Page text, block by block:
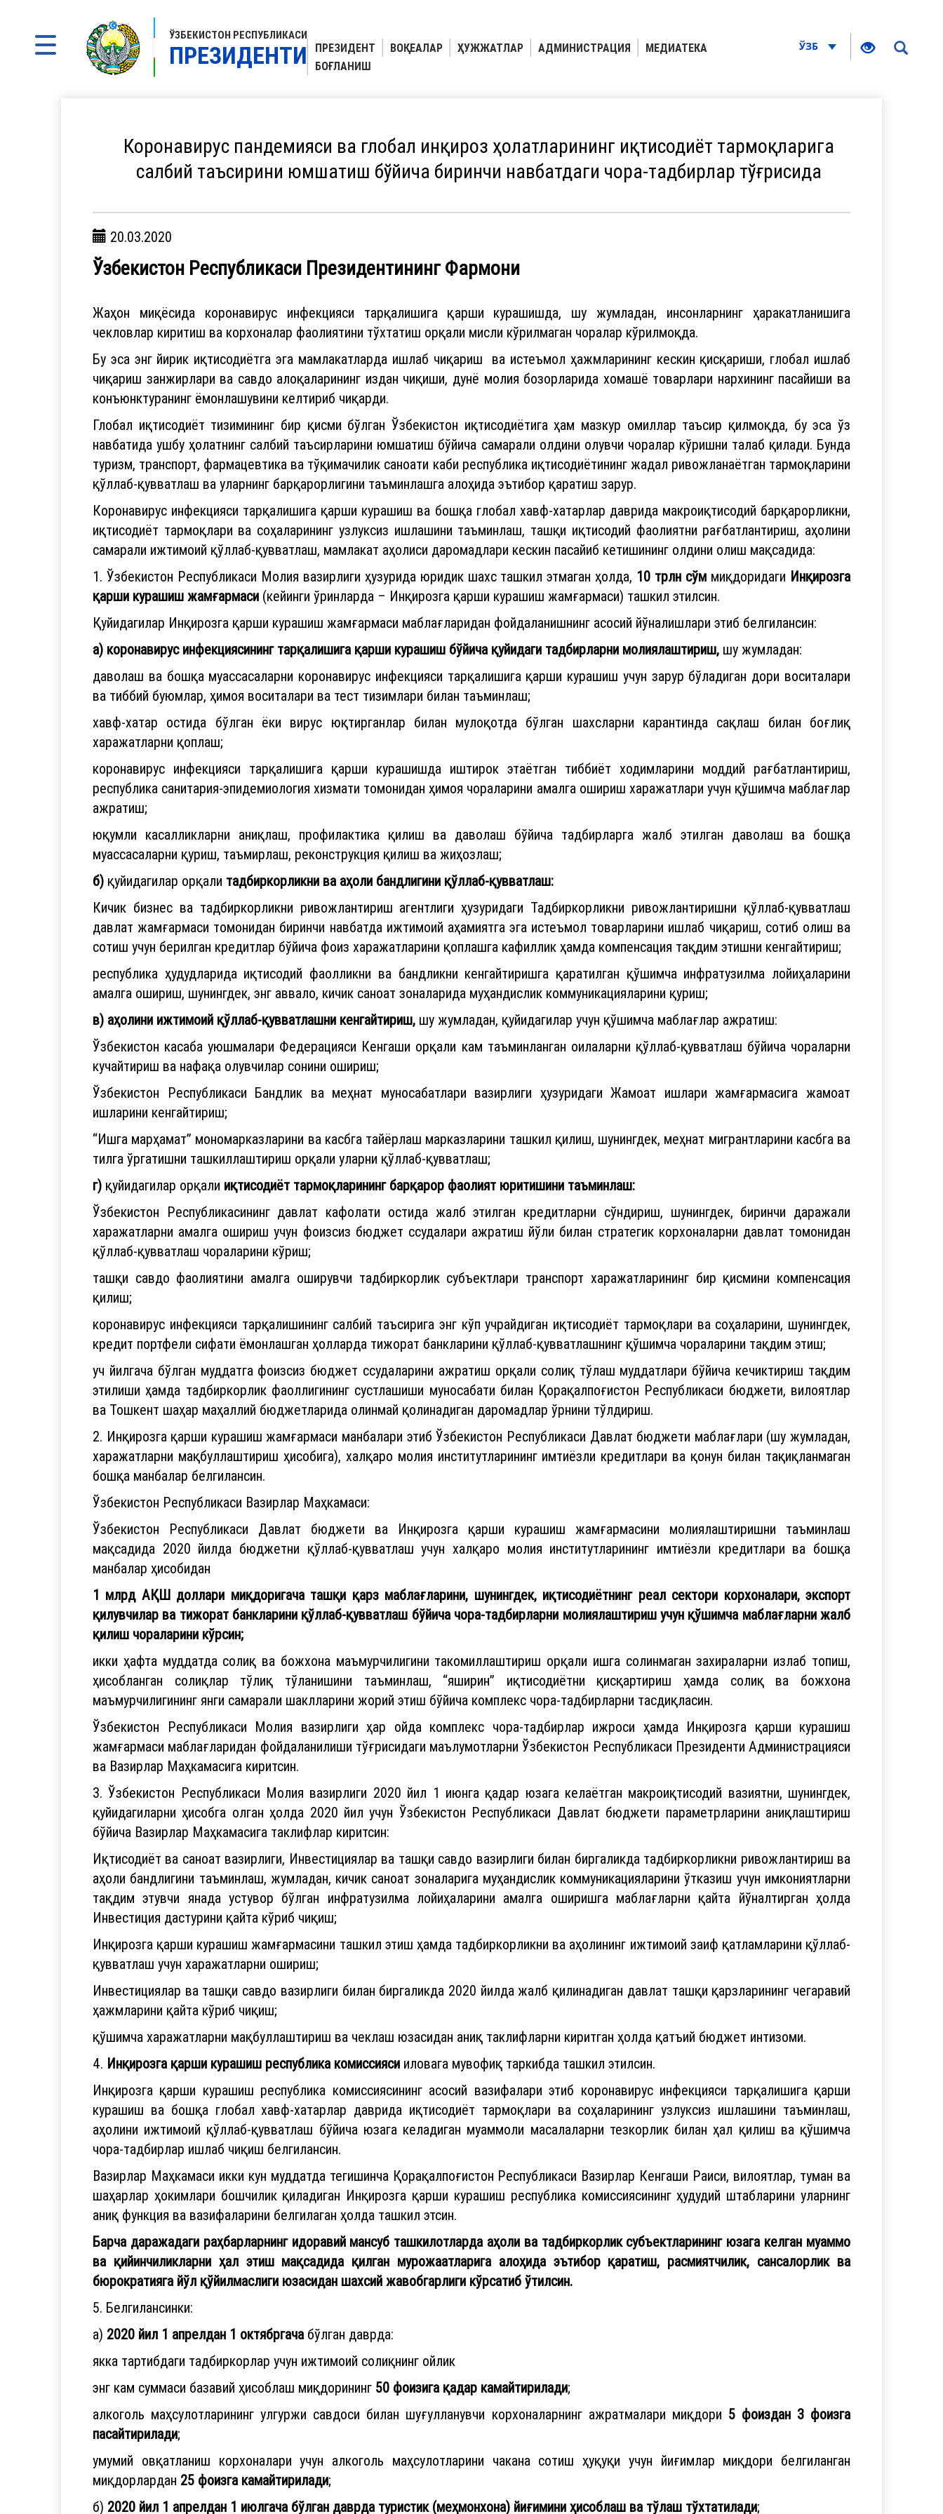
ЎЗБЕКИСТОН РЕСПУБЛИКАСИ
ПРЕЗИДЕНТИ ПРЕЗИДЕНТ ВОҚЕАЛАР ҲУЖЖАТЛАР АДМИНИСТРАЦИЯ
МЕДИАТЕКА
БОҒЛАНИШ
ЎЗБ
​Коронавирус пандемияси ва глобал инқироз ҳолатларининг иқтисодиёт тармоқларига
салбий таъсирини юмшатиш бўйича биринчи навбатдаги чора-тадбирлар тўғрисида
20.03.2020
Ўзбекистон Республикаси Президентининг Фармони
Жаҳон миқёсида коронавирус инфекцияси тарқалишига қарши курашишда, шу жумладан, инсонларнинг ҳаракатланишига
чекловлар киритиш ва корхоналар фаолиятини тўхтатиш орқали мисли кўрилмаган чоралар кўрилмоқда.
Бу эса энг йирик иқтисодиётга эга мамлакатларда ишлаб чиқариш ва истеъмол ҳажмларининг кескин қисқариши, глобал ишлаб
чиқариш занжирлари ва савдо алоқаларининг издан чиқиши, дунё молия бозорларида хомашё товарлари нархининг пасайиши ва
конъюнктуранинг ёмонлашувини келтириб чиқарди.
Глобал иқтисодиёт тизимининг бир қисми бўлган Ўзбекистон иқтисодиётига ҳам мазкур омиллар таъсир қилмоқда, бу эса ўз
навбатида ушбу ҳолатнинг салбий таъсирларини юмшатиш бўйича самарали олдини олувчи чоралар кўришни талаб қилади. Бунда
туризм, транспорт, фармацевтика ва тўқимачилик саноати каби республика иқтисодиётининг жадал ривожланаётган тармоқларини
қўллаб-қувватлаш ва уларнинг барқарорлигини таъминлашга алоҳида эътибор қаратиш зарур.
Коронавирус инфекцияси тарқалишига қарши курашиш ва бошқа глобал хавф-хатарлар даврида макроиқтисодий барқарорликни,
иқтисодиёт тармоқлари ва соҳаларининг узлуксиз ишлашини таъминлаш, ташқи иқтисодий фаолиятни рағбатлантириш, аҳолини
самарали ижтимоий қўллаб-қувватлаш, мамлакат аҳолиси даромадлари кескин пасайиб кетишининг олдини олиш мақсадида:
1. Ўзбекистон Республикаси Молия вазирлиги ҳузурида юридик шахс ташкил этмаган ҳолда, 10 трлн сўм миқдоридаги Инқирозга
қарши курашиш жамғармаси (кейинги ўринларда – Инқирозга қарши курашиш жамғармаси) ташкил этилсин.
Қуйидагилар Инқирозга қарши курашиш жамғармаси маблағларидан фойдаланишнинг асосий йўналишлари этиб белгилансин:
а) коронавирус инфекциясининг тарқалишига қарши курашиш бўйича қуйидаги тадбирларни молиялаштириш, шу жумладан:
даволаш ва бошқа муассасаларни коронавирус инфекцияси тарқалишига қарши курашиш учун зарур бўладиган дори воситалари
ва тиббий буюмлар, ҳимоя воситалари ва тест тизимлари билан таъминлаш;
хавф-хатар остида бўлган ёки вирус юқтирганлар билан мулоқотда бўлган шахсларни карантинда сақлаш билан боғлиқ
харажатларни қоплаш;
коронавирус инфекцияси тарқалишига қарши курашишда иштирок этаётган тиббиёт ходимларини моддий рағбатлантириш,
республика санитария-эпидемиология хизмати томонидан ҳимоя чораларини амалга ошириш харажатлари учун қўшимча маблағлар
ажратиш;
юқумли касалликларни аниқлаш, профилактика қилиш ва даволаш бўйича тадбирларга жалб этилган даволаш ва бошқа
муассасаларни қуриш, таъмирлаш, реконструкция қилиш ва жиҳозлаш;
б) қуйидагилар орқали тадбиркорликни ва аҳоли бандлигини қўллаб-қувватлаш:
Кичик бизнес ва тадбиркорликни ривожлантириш агентлиги ҳузуридаги Тадбиркорликни ривожлантиришни қўллаб-қувватлаш
давлат жамғармаси томонидан биринчи навбатда ижтимоий аҳамиятга эга истеъмол товарларини ишлаб чиқариш, сотиб олиш ва
сотиш учун берилган кредитлар бўйича фоиз xаражатларини қоплашга кафиллик ҳамда компенсация тақдим этишни кенгайтириш;
республика ҳудудларида иқтисодий фаолликни ва бандликни кенгайтиришга қаратилган қўшимча инфратузилма лойиҳаларини
амалга ошириш, шунингдек, энг аввало, кичик саноат зоналарида муҳандислик коммуникацияларини қуриш;
в) аҳолини ижтимоий қўллаб-қувватлашни кенгайтириш, шу жумладан, қуйидагилар учун қўшимча маблағлар ажратиш:
Ўзбекистон касаба уюшмалари Федерацияси Кенгаши орқали кам таъминланган оилаларни қўллаб-қувватлаш бўйича чораларни
кучайтириш ва нафақа олувчилар сонини ошириш;
Ўзбекистон Республикаси Бандлик ва меҳнат муносабатлари вазирлиги ҳузуридаги Жамоат ишлари жамғармасига жамоат
ишларини кенгайтириш;
“Ишга марҳамат” мономарказларини ва касбга тайёрлаш марказларини ташкил қилиш, шунингдек, меҳнат мигрантларини касбга ва
тилга ўргатишни ташкиллаштириш орқали уларни қўллаб-қувватлаш;
г) қуйидагилар орқали иқтисодиёт тармоқларининг барқарор фаолият юритишини таъминлаш:
Ўзбекистон Республикасининг давлат кафолати остида жалб этилган кредитларни сўндириш, шунингдек, биринчи даражали
харажатларни амалга ошириш учун фоизсиз бюджет ссудалари ажратиш йўли билан стратегик корхоналарни давлат томонидан
қўллаб-қувватлаш чораларини кўриш;
ташқи савдо фаолиятини амалга оширувчи тадбиркорлик субъектлари транспорт xаражатларининг бир қисмини компенсация
қилиш;
коронавирус инфекцияси тарқалишининг салбий таъсирига энг кўп учрайдиган иқтисодиёт тармоқлари ва соҳаларини, шунингдек,
кредит портфели сифати ёмонлашган ҳолларда тижорат банкларини қўллаб-қувватлашнинг қўшимча чораларини тақдим этиш;
уч йилгача бўлган муддатга фоизсиз бюджет ссудаларини ажратиш орқали солиқ тўлаш муддатлари бўйича кечиктириш тақдим
этилиши ҳамда тадбиркорлик фаоллигининг сустлашиши муносабати билан Қорақалпоғистон Республикаси бюджети, вилоятлар
ва Тошкент шаҳар маҳаллий бюджетларида олинмай қолинадиган даромадлар ўрнини тўлдириш.
2. Инқирозга қарши курашиш жамғармаси манбалари этиб Ўзбекистон Республикаси Давлат бюджети маблағлари (шу жумладан,
харажатларни мақбуллаштириш ҳисобига), халқаро молия институтларининг имтиёзли кредитлари ва қонун билан тақиқланмаган
бошқа манбалар белгилансин.
Ўзбекистон Республикаси Вазирлар Маҳкамаси:
Ўзбекистон Республикаси Давлат бюджети ва Инқирозга қарши курашиш жамғармасини молиялаштиришни таъминлаш
мақсадида 2020 йилда бюджетни қўллаб-қувватлаш учун халқаро молия институтларининг имтиёзли кредитлари ва бошқа
манбалар ҳисобидан
1 млрд АҚШ доллари миқдоригача ташқи қарз маблағларини, шунингдек, иқтисодиётнинг реал сектори корхоналари, экспорт
қилувчилар ва тижорат банкларини қўллаб-қувватлаш бўйича чора-тадбирларни молиялаштириш учун қўшимча маблағларни жалб
қилиш чораларини кўрсин;
икки ҳафта муддатда солиқ ва божхона маъмурчилигини такомиллаштириш орқали ишга солинмаган захираларни излаб топиш,
ҳисобланган солиқлар тўлиқ тўланишини таъминлаш, “яширин” иқтисодиётни қисқартириш ҳамда солиқ ва божхона
маъмурчилигининг янги самарали шаклларини жорий этиш бўйича комплекс чора-тадбирларни тасдиқласин.
Ўзбекистон Республикаси Молия вазирлиги ҳар ойда комплекс чора-тадбирлар ижроси ҳамда Инқирозга қарши курашиш
жамғармаси маблағларидан фойдаланилиши тўғрисидаги маълумотларни Ўзбекистон Республикаси Президенти Администрацияси
ва Вазирлар Маҳкамасига киритсин.
3. Ўзбекистон Республикаси Молия вазирлиги 2020 йил 1 июнга қадар юзага келаётган макроиқтисодий вазиятни, шунингдек,
қуйидагиларни ҳисобга олган ҳолда 2020 йил учун Ўзбекистон Республикаси Давлат бюджети параметрларини аниқлаштириш
бўйича Вазирлар Маҳкамасига таклифлар киритсин:
Иқтисодиёт ва саноат вазирлиги, Инвестициялар ва ташқи савдо вазирлиги билан биргаликда тадбиркорликни ривожлантириш ва
аҳоли бандлигини таъминлаш, жумладан, кичик саноат зоналарига муҳандислик коммуникацияларини ўтказиш учун имкониятларни
тақдим этувчи янада устувор бўлган инфратузилма лойиҳаларини амалга оширишга маблағларни қайта йўналтирган ҳолда
Инвестиция дастурини қайта кўриб чиқиш;
Инқирозга қарши курашиш жамғармасини ташкил этиш ҳамда тадбиркорликни ва аҳолининг ижтимоий заиф қатламларини қўллаб-
қувватлаш учун харажатларни ошириш;
Инвестициялар ва ташқи савдо вазирлиги билан биргаликда 2020 йилда жалб қилинадиган давлат ташқи қарзларининг чегаравий
ҳажмларини қайта кўриб чиқиш;
қўшимча харажатларни мақбуллаштириш ва чеклаш юзасидан аниқ таклифларни киритган ҳолда қатъий бюджет интизоми.
4. Инқирозга қарши курашиш республика комиссияси иловага мувофиқ таркибда ташкил этилсин.
Инқирозга қарши курашиш республика комиссиясининг асосий вазифалари этиб коронавирус инфекцияси тарқалишига қарши
курашиш ва бошқа глобал хавф-хатарлар даврида иқтисодиёт тармоқлари ва соҳаларининг узлуксиз ишлашини таъминлаш,
аҳолини ижтимоий қўллаб-қувватлаш бўйича юзага келадиган муаммоли масалаларни тезкорлик билан ҳал қилиш ва қўшимча
чора-тадбирлар ишлаб чиқиш белгилансин.
Вазирлар Маҳкамаси икки кун муддатда тегишинча Қорақалпоғистон Республикаси Вазирлар Кенгаши Раиси, вилоятлар, туман ва
шаҳарлар ҳокимлари бошчилик қиладиган Инқирозга қарши курашиш республика комиссиясининг ҳудудий штабларини уларнинг
аниқ функция ва вазифаларини белгилаган ҳолда ташкил этсин.
Барча даражадаги раҳбарларнинг идоравий мансуб ташкилотларда аҳоли ва тадбиркорлик субъектларининг юзага келган муаммо
ва қийинчиликларни ҳал этиш мақсадида қилган мурожаатларига алоҳида эътибор қаратиш, расмиятчилик, сансалорлик ва
бюрократияга йўл қўйилмаслиги юзасидан шахсий жавобгарлиги кўрсатиб ўтилсин.
5. Белгилансинки:
а) 2020 йил 1 апрелдан 1 октябргачабўлган даврда:
якка тартибдаги тадбиркорлар учун ижтимоий солиқнинг ойлик
энг кам суммаси базавий ҳисоблаш миқдорининг 50 фоизига қадар камайтирилади;
алкоголь маҳсулотларининг улгуржи савдоси билан шуғулланувчи корхоналарнинг ажратмалари миқдори 5 фоиздан 3 фоизга
пасайтирилади;
умумий овқатланиш корхоналари учун алкоголь маҳсулотларини чакана сотиш ҳуқуқи учун йиғимлар миқдори белгиланган
миқдорлардан 25 фоизга камайтирилади;
б) 2020 йил 1 апрелдан 1 июлгача бўлган даврда туристик (меҳмонхона) йиғимини ҳисоблаш ва тўлаш тўхтатилади;